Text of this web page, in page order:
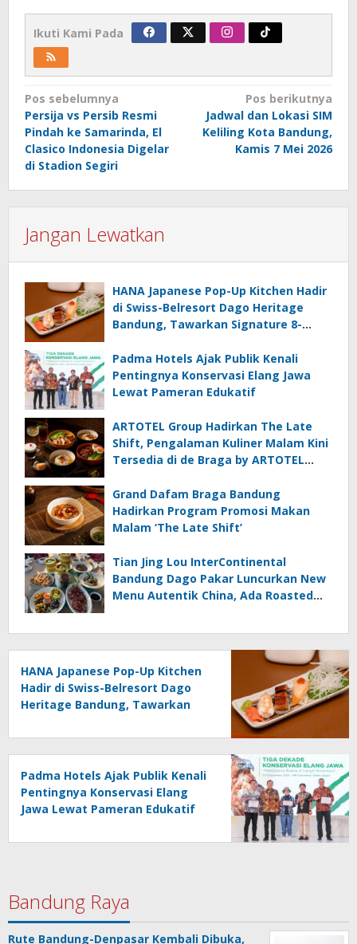
Ikuti Kami Pada
Navigasi
pos
Pos sebelumnya
Persija vs Persib Resmi
Pindah ke Samarinda, El
Clasico Indonesia Digelar
di Stadion Segiri
Pos berikutnya
Jadwal dan Lokasi SIM
Keliling Kota Bandung,
Kamis 7 Mei 2026
Jangan Lewatkan
HANA Japanese Pop-Up Kitchen Hadir
di Swiss-Belresort Dago Heritage
Bandung, Tawarkan Signature 8-
Padma Hotels Ajak Publik Kenali
Pentingnya Konservasi Elang Jawa
Lewat Pameran Edukatif
ARTOTEL Group Hadirkan The Late
Shift, Pengalaman Kuliner Malam Kini
Tersedia di de Braga by ARTOTEL
Grand Dafam Braga Bandung
Hadirkan Program Promosi Makan
Malam ‘The Late Shift’
Tian Jing Lou InterContinental
Bandung Dago Pakar Luncurkan New
Menu Autentik China, Ada Roasted
HANA Japanese Pop-Up Kitchen
Hadir di Swiss-Belresort Dago
Heritage Bandung, Tawarkan
Padma Hotels Ajak Publik Kenali
Pentingnya Konservasi Elang
Jawa Lewat Pameran Edukatif
Bandung Raya
Rute Bandung-Denpasar Kembali Dibuka,